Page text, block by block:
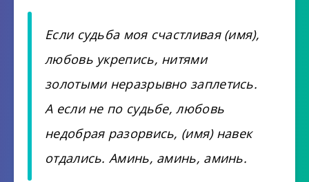
Если судьба моя счастливая (имя),
любовь укрепись, нитями
золотыми неразрывно заплетись.
А если не по судьбе, любовь
недобрая разорвись, (имя) навек
отдались. Аминь, аминь, аминь.